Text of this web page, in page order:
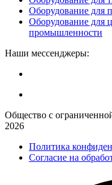
Оборудование для
Оборудование для
промышленности
Наши мессенджеры:
Общество с
2026
Политика
Согласие на